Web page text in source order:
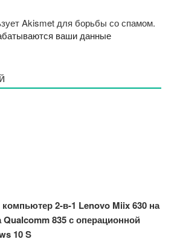
Akismet для борьбы со спамом.
ваши данные
2-в-1 Lenovo Miix 630 на
Qualcomm 835 с операционной
10 S